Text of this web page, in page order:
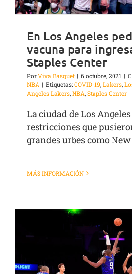
En Los Angeles
vacuna para
Staples Center
PorViva Basquet | 6 octubre, 2021 |
NBA | Etiquetas:COVID-19,Lakers,
Angeles Lakers,NBA,Staples Center
La ciudad de Los
restricciones que
grandes urbes como New
MÁS INFORMACIÓN